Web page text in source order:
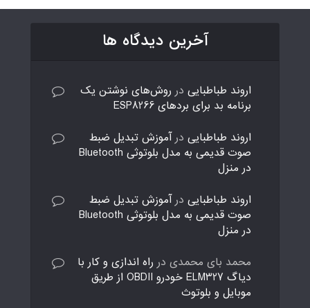
آخرین دیدگاه ها
اروند طباطبایی در روش‌های نوشتن یک
برنامه بد برای بردهای ESP8266
اروند طباطبایی درآموزش تبدیل ضبط
صوت قدیمی به مدل بلوتوثی Bluetooth
در منزل
اروند طباطبایی درآموزش تبدیل ضبط
صوت قدیمی به مدل بلوتوثی Bluetooth
در منزل
محمد بای محمدی در راه اندازی و کار با
دیاگ ELM327 خودرو OBDII از طریق
موبایل و بلوتوث